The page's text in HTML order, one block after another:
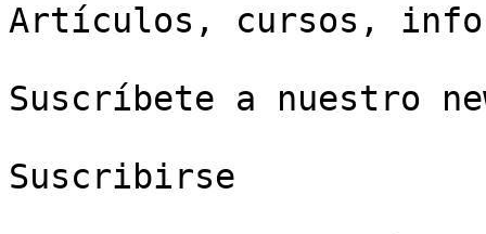
Artículos, cursos,
Suscríbete a nuestro
Suscribirse